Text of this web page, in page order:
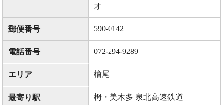
オ
郵便番号 590-0142
電話番号 072-294-9289
エリア 檜尾
最寄り駅
栂・美木多 泉北高速鉄道